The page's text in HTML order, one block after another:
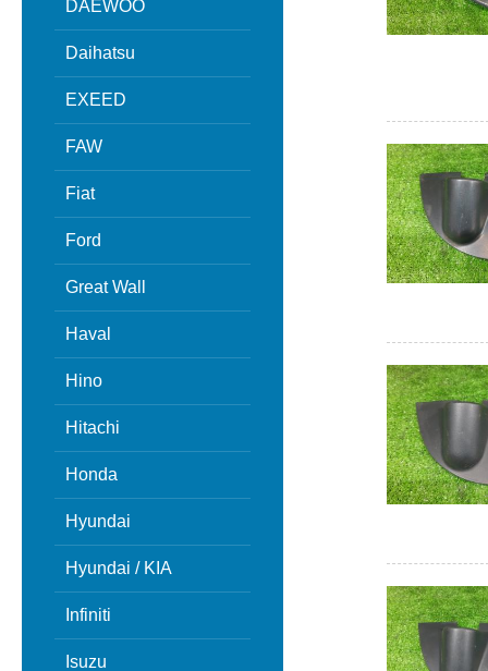
DAEWOO
Daihatsu
EXEED
FAW
Fiat
Ford
Great Wall
Haval
Hino
Hitachi
Honda
Hyundai
Hyundai / KIA
Infiniti
Isuzu